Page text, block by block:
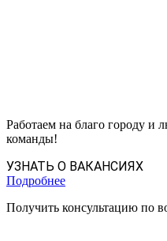
Работаем на благо городу и
команды!
УЗНАТЬ О ВАКАНСИЯХ
Подробнее
Получить консультацию по